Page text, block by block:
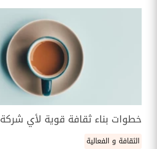
خطوات بناء ثقافة قوية لأي شركة
الثقافة و الفعالية